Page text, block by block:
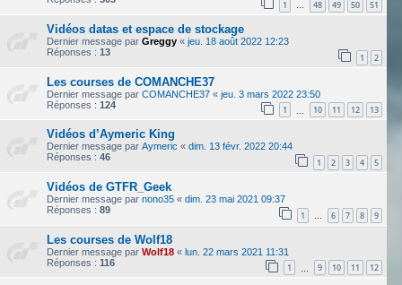
1 … 48 49 50 51
Vidéos datas et espace de stockage
Dernier message par Greggy « jeu. 18 août 2022 12:23
Réponses : 13 1 2
Les courses de COMANCHE37
Dernier message par COMANCHE37 « jeu. 3 mars 2022 23:50
Réponses : 124 1 10 11 12 13
Vidéos d’Aymeric King
Dernier message par Aymeric « dim. 13 févr. 2022 20:44
Réponses : 46 1 2 3 4 5
Vidéos de GTFR_Geek
Dernier message par nono35 « dim. 23 mai 2021 09:37
Réponses : 89 1 … 6 7 8 9
Les courses de Wolf18
Dernier message par Wolf18 « lun. 22 mars 2021 11:31
Réponses : 116 1 9 10 11 12